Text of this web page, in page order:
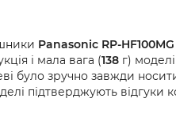
Panasonic RP-HF100MG
і мала вага (138 г)
було зручно завжди
підтверджують відгуки